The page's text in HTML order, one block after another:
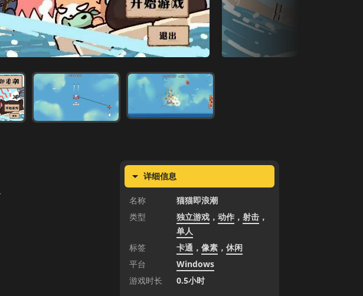
详细信息
名称
猫猫即浪潮
类型
独立游戏 ，动作 ，射击 ，
单人
标签
卡通 ，像素 ，休闲
平台
Windows
游戏时长
0.5小时